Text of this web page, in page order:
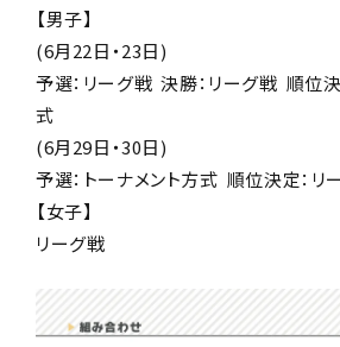
【男子】
(6月22日・23日)
予選：リーグ戦 決勝：リーグ戦 順位
式
(6月29日・30日)
予選：トーナメント方式 順位決定：リ
【女子】
リーグ戦